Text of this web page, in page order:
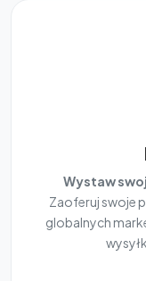
Wystaw
Zaoferuj swoje
globalnych